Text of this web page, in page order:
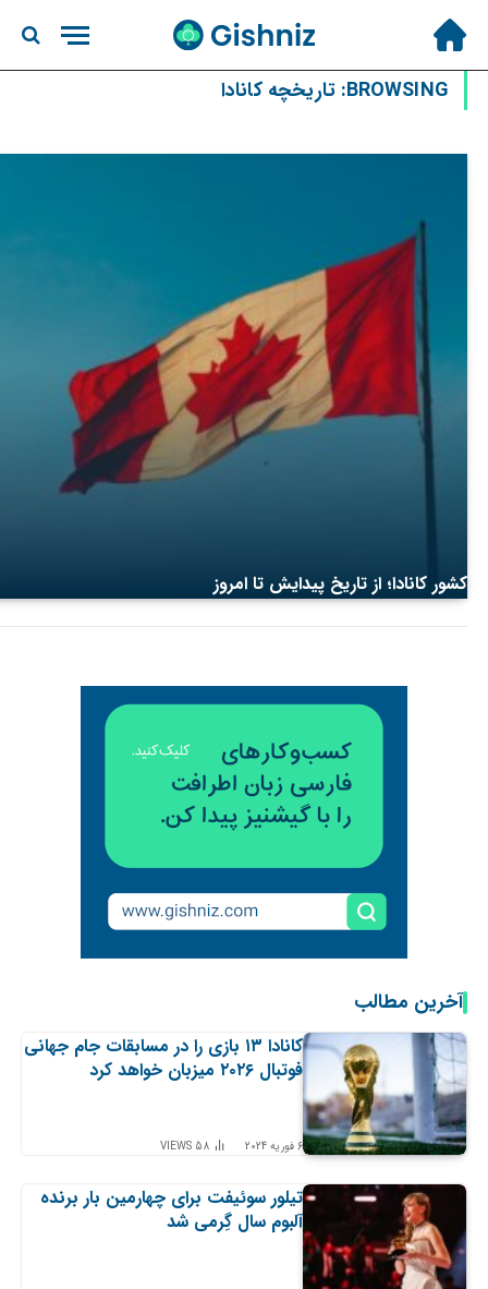
BROWSING: تاریخچه کانادا
کشور کانادا؛ از تاریخ پیدایش تا امروز
آخرین مطالب
کانادا ۱۳ بازی را در مسابقات جام جهانی
فوتبال ۲۰۲۶ میزبان خواهد کرد
6 فوریه 2024 58
VIEWS
تیلور سوئیفت برای چهارمین بار برنده
آلبوم سال گِرمی شد